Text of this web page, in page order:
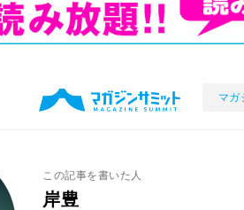
マガ
この記事を書いた人
岸豊